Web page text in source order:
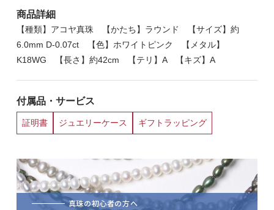
商品詳細
【種類】アコヤ真珠 【かたち】ラウンド 【サイズ】約
6.0mm D-0.07ct 【色】ホワイトピンク 【メタル】
K18WG 【長さ】約42cm 【テリ】A 【キズ】A
付属品・サービス
証明書 ジュエリーケース ギフトラッピング
真珠の初心者の方へ